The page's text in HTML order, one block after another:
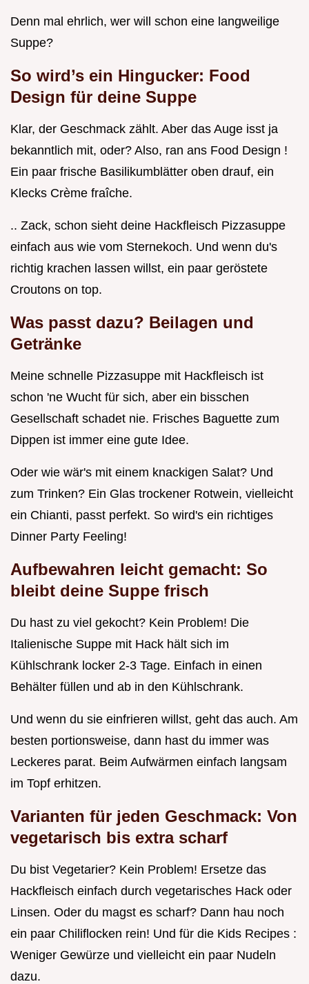
Denn mal ehrlich, wer will schon eine langweilige
Suppe?
So wird’s ein Hingucker: Food
Design für deine Suppe
Klar, der Geschmack zählt. Aber das Auge isst ja
bekanntlich mit, oder? Also, ran ans Food Design !
Ein paar frische Basilikumblätter oben drauf, ein
Klecks Crème fraîche.
.. Zack, schon sieht deine Hackfleisch Pizzasuppe
einfach aus wie vom Sternekoch. Und wenn du's
richtig krachen lassen willst, ein paar geröstete
Croutons on top.
Was passt dazu? Beilagen und
Getränke
Meine schnelle Pizzasuppe mit Hackfleisch ist
schon 'ne Wucht für sich, aber ein bisschen
Gesellschaft schadet nie. Frisches Baguette zum
Dippen ist immer eine gute Idee.
Oder wie wär's mit einem knackigen Salat? Und
zum Trinken? Ein Glas trockener Rotwein, vielleicht
ein Chianti, passt perfekt. So wird's ein richtiges
Dinner Party Feeling!
Aufbewahren leicht gemacht: So
bleibt deine Suppe frisch
Du hast zu viel gekocht? Kein Problem! Die
Italienische Suppe mit Hack hält sich im
Kühlschrank locker 2-3 Tage. Einfach in einen
Behälter füllen und ab in den Kühlschrank.
Und wenn du sie einfrieren willst, geht das auch. Am
besten portionsweise, dann hast du immer was
Leckeres parat. Beim Aufwärmen einfach langsam
im Topf erhitzen.
Varianten für jeden Geschmack: Von
vegetarisch bis extra scharf
Du bist Vegetarier? Kein Problem! Ersetze das
Hackfleisch einfach durch vegetarisches Hack oder
Linsen. Oder du magst es scharf? Dann hau noch
ein paar Chiliflocken rein! Und für die Kids Recipes :
Weniger Gewürze und vielleicht ein paar Nudeln
dazu.